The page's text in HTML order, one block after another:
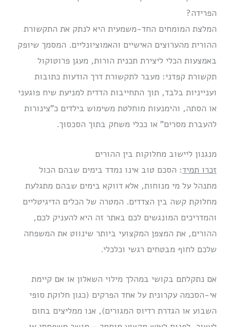
הפרידה?
המלצת המומחים החד-משמעית היא לנתק את התקשורת
ההורית מהערוצים האישיים והאמוציונליים. המסמך שיופק
באמצעות הכלי ליצירת תכנית הורות, מעגן פרוטוקול
תקשורת קפדני: מעבר לתקשורת דרך הודעות כתובות
וענייניות בלבד, תוך התחייבות הדדית למניעת שיח פוגעני
או הסתה, והימנעות מוחלטת משימוש בילדים כ”צינורות
להעברת מסרים” או ככלי משחק בתוך הסכסוך.
מנגנון ליישוב מחלוקות בין ההורים
זכרו תמיד: הסכם טוב אינו נמדד בימים שבהם הכול
מתנהל על מי מנוחות, אלא דווקא בימים שבהם מתגלעת
מחלוקת קשה בין הצדדים. המטרה של הכלים הדיגיטליים
והמדריכים המונגשים לכם באתר זה היא להעניק לכם,
ההורים, את המצפן המקצועי ביותר שינווט את המשפחה
שלכם לחוף מבטחים רגשי וכלכלי.
אם נתקלתם בקושי במהלך מילוי השאלון או אם קיימת
אי-הסכמה עקרונית על אחד הפרקים (כגון חלוקת סופי
השבוע או הגדרת רדיוס המגורים), אנו ממליצים בחום